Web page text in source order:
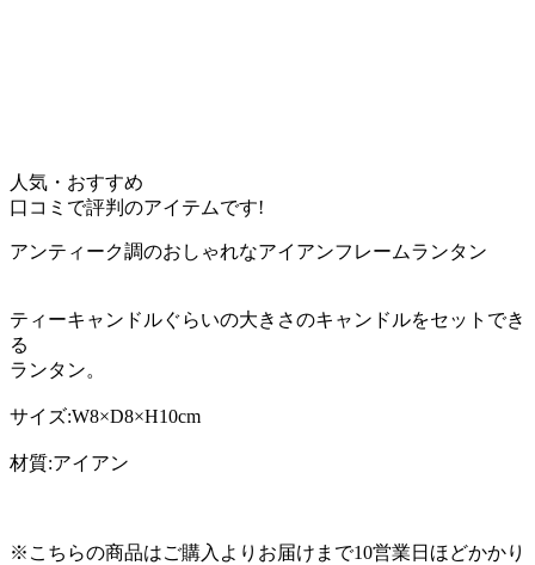
人気・おすすめ
口コミで評判のアイテムです!
アンティーク調のおしゃれなアイアンフレームランタン
ティーキャンドルぐらいの大きさのキャンドルをセットでき
る
ランタン。
サイズ:W8×D8×H10cm
材質:アイアン
※こちらの商品はご購入よりお届けまで10営業日ほどかかり